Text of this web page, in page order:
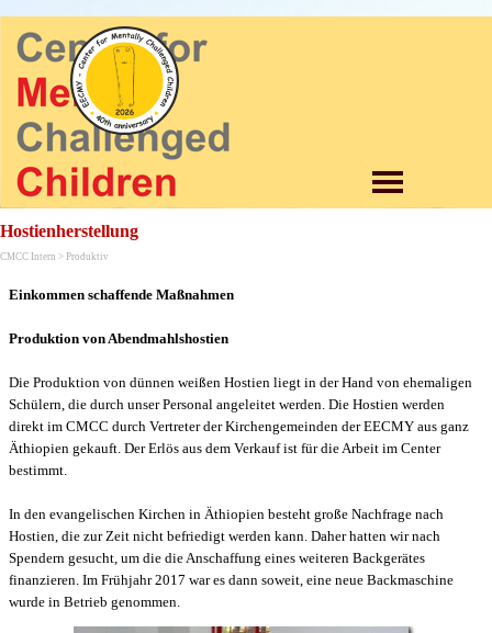
Hostienherstellung
CMCC Intern > Produktiv
Einkommen schaffende Maßnahmen
Produktion von Abendmahlshostien
Die Produktion von dünnen weißen Hostien liegt in der Hand von ehemaligen
Schülern, die durch unser Personal angeleitet werden. Die Hostien werden
direkt im CMCC durch Vertreter der Kirchengemeinden der EECMY aus ganz
Äthiopien gekauft. Der Erlös aus dem Verkauf ist für die Arbeit im Center
bestimmt.
In den evangelischen Kirchen in Äthiopien besteht große Nachfrage nach
Hostien, die zur Zeit nicht befriedigt werden kann. Daher hatten wir nach
Spendern gesucht, um die die Anschaffung eines weiteren Backgerätes
finanzieren. Im Frühjahr 2017 war es dann soweit, eine neue Backmaschine
wurde in Betrieb genommen.